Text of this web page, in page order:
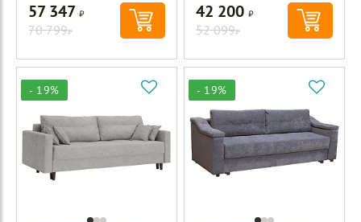
57 347Р
70 799Р
42 200Р
52 099Р
- 19% - 19%